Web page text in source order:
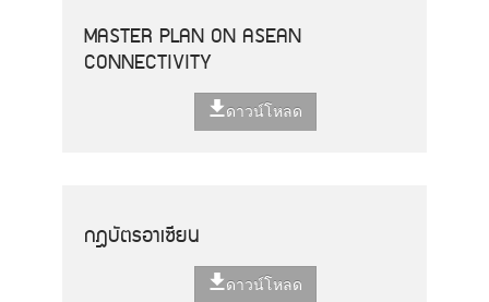
MASTER PLAN ON ASEAN
CONNECTIVITY
ดาวน์โหลด
กฎบัตรอาเซียน
ดาวน์โหลด